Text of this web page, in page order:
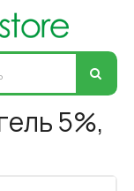
5%,